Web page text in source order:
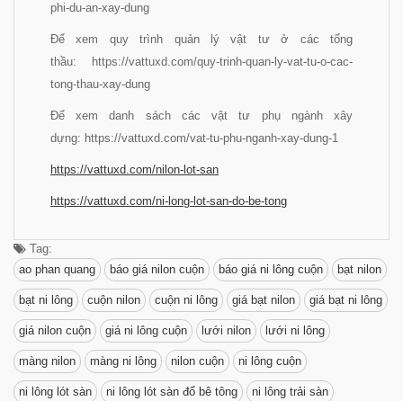
phi-du-an-xay-dung
Để xem quy trình quản lý vật tư ở các tổng
thầu: https://vattuxd.com/quy-trinh-quan-ly-vat-tu-o-cac-
tong-thau-xay-dung
Để xem danh sách các vật tư phụ ngành xây
dựng: https://vattuxd.com/vat-tu-phu-nganh-xay-dung-1
https://vattuxd.com/nilon-lot-san
https://vattuxd.com/ni-long- lot-san-do-be-tong
Tag:
ao phan quang
báo giá nilon cuộn báo giá ni lông cuộn bạt nilon
bạt ni lông cuộn nilon cuộn ni lông giá bạt nilon giá bạt ni lông
giá nilon cuộn giá ni lông cuộn lưới nilon lưới ni lông
màng nilon màng ni lông nilon cuộn ni lông cuộn
ni lông lót sàn ni lông lót sàn đổ bê tông ni lông trải sàn